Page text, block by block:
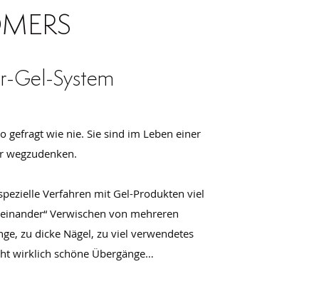
Gel-System
gefragt wie nie. Sie sind im Leben einer
wegzudenken.
Verfahren mit Gel-Produkten viel
Verwischen von mehreren
zu dicke Nägel, zu viel verwendetes
wirklich schöne Übergänge…